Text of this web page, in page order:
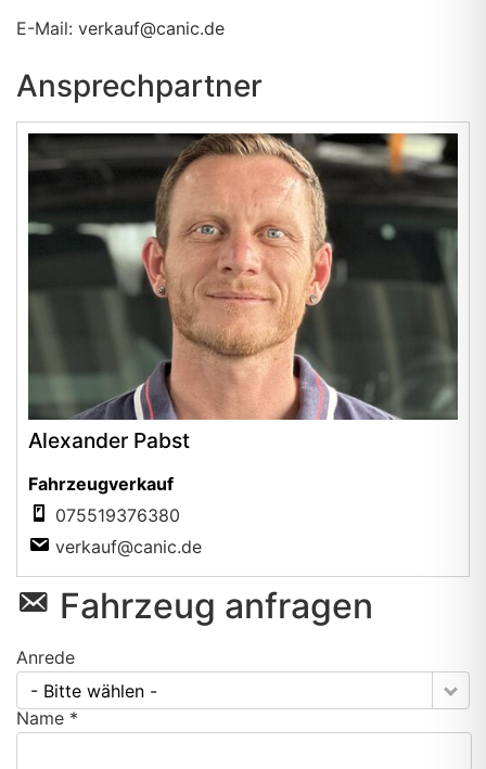
E-Mail: verkauf@canic.de
Ansprechpartner
Alexander Pabst
Fahrzeugverkauf
075519376380
verkauf@canic.de
Fahrzeug anfragen
Anrede
- Bitte wählen -
Name *